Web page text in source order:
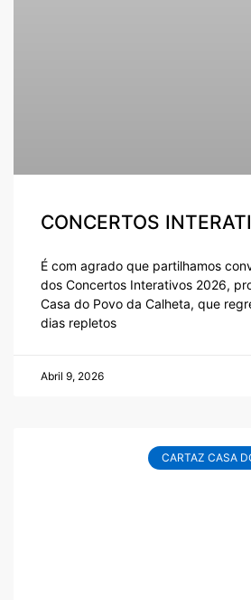
CONCERTOS
É com agrado que partilhamos
dos Concertos Interativos 2026,
Casa do Povo da Calheta, que
dias repletos
Abril 9, 2026
CARTAZ CASA